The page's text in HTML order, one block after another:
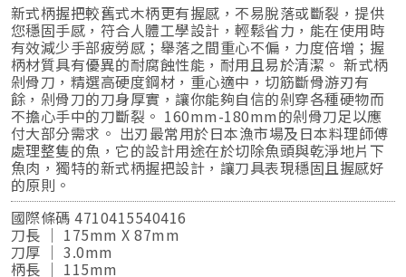
新式柄握把較舊式木柄更有握感，不易脫落或斷裂，提供
您穩固手感，符合人體工學設計，輕鬆省力，能在使用時
有效減少手部疲勞感；舉落之間重心不偏，力度倍增；握
柄材質具有優異的耐腐蝕性能，耐用且易於清潔。 新式柄
剁骨刀，精選高硬度鋼材，重心適中，切筋斷骨游刃有
餘，剁骨刀的刀身厚實，讓你能夠自信的剁穿各種硬物而
不擔心手中的刀斷裂。 160mm-180mm的剁骨刀足以應
付大部分需求。 出刃最常用於日本漁市場及日本料理師傅
處理整隻的魚，它的設計用途在於切除魚頭與乾淨地片下
魚肉，獨特的新式柄握把設計，讓刀具表現穩固且握感好
的原則。
國際條碼 4710415540416
刀長 ｜ 175mm X 87mm
刀厚 ｜ 3.0mm
柄長 ｜ 115mm